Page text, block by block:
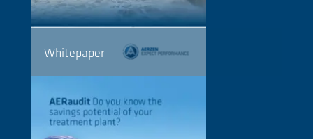
Whitepaper